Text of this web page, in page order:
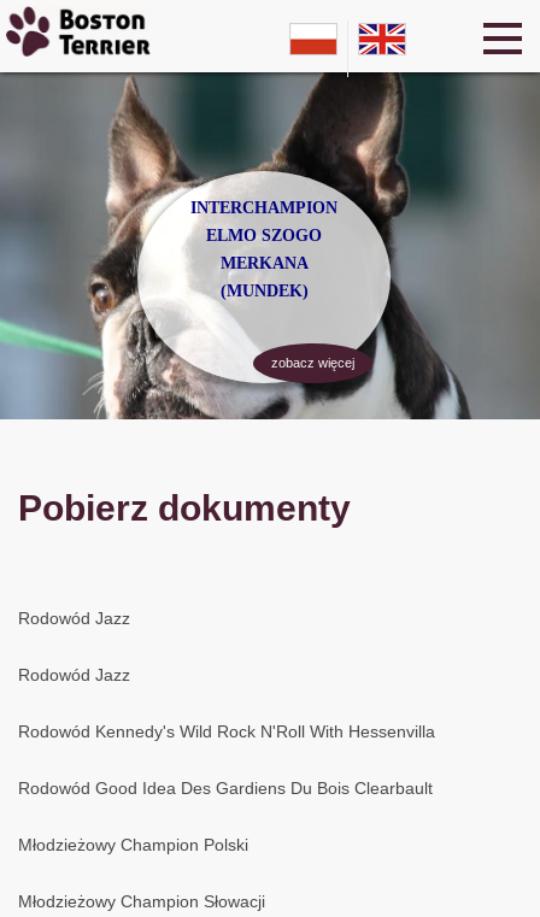
INTERCHAMPION
ELMO SZOGO
MERKANA
(MUNDEK)
zobacz więcej
Pobierz dokumenty
Rodowód Jazz
Rodowód Jazz
Rodowód Kennedy's Wild Rock N'Roll With Hessenvilla
Rodowód Good Idea Des Gardiens Du Bois Clearbault
Młodzieżowy Champion Polski
Młodzieżowy Champion Słowacji